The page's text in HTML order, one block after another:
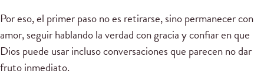
Por eso, el primer paso no es retirarse, sino permanecer con
amor, seguir hablando la verdad con gracia y confiar en que
Dios puede usar incluso conversaciones que parecen no dar
fruto inmediato.